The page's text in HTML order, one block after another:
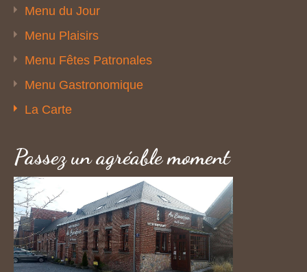
Menu du Jour
Menu Plaisirs
Menu Fêtes Patronales
Menu Gastronomique
La Carte
Passez un agréable moment